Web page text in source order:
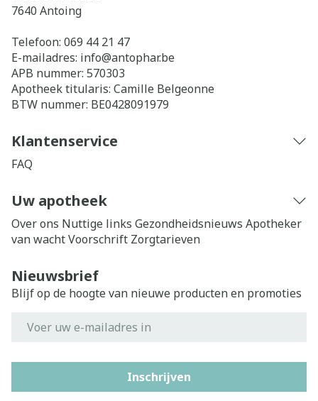
7640 Antoing
Telefoon: 069 44 21 47
E-mailadres: info@antophar.be
APB nummer: 570303
Apotheek titularis: Camille Belgeonne
BTW nummer: BE0428091979
Klantenservice
FAQ
Uw apotheek
Over ons Nuttige links Gezondheidsnieuws Apotheker
van wachtVoorschrift Zorgtarieven
Nieuwsbrief
Blijf op de hoogte van nieuwe producten en promoties
Inschrijven